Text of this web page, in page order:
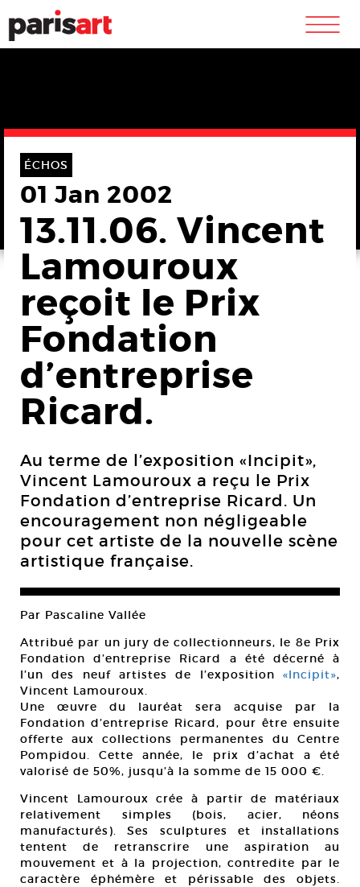
m
ÉCHOS
01 Jan 2002
13.11.06. Vincent
Lamouroux
reçoit le Prix
Fondation
d’entreprise
Ricard.
Au terme de l’exposition «Incipit»,
Vincent Lamouroux a reçu le Prix
Fondation d’entreprise Ricard. Un
encouragement non négligeable
pour cet artiste de la nouvelle scène
artistique française.
Par Pascaline Vallée
Attribué par un jury de collectionneurs, le 8e Prix
Fondation d’entreprise Ricard a été décerné à
l’un des neuf artistes de l’exposition «Incipit»,
Vincent Lamouroux.
Une œuvre du lauréat sera acquise par la
Fondation d’entreprise Ricard, pour être ensuite
offerte aux collections permanentes du Centre
Pompidou. Cette année, le prix d’achat a été
valorisé de 50%, jusqu’à la somme de 15 000 €.
Vincent Lamouroux crée à partir de matériaux
relativement simples (bois, acier, néons
manufacturés). Ses sculptures et installations
tentent de retranscrire une aspiration au
mouvement et à la projection, contredite par le
caractère éphémère et périssable des objets.